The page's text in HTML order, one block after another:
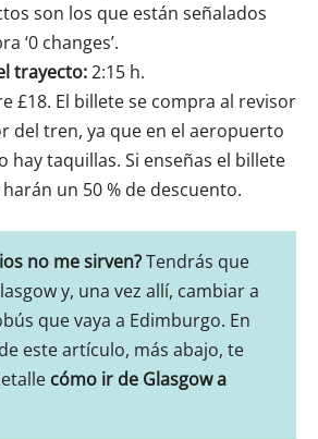
son los que están señalados
‘0 changes’.
trayecto:2:15 h.
£18. El billete se compra al revisor
del tren, ya que en el aeropuerto
hay taquillas. Si enseñas el billete
un 50 % de descuento.
no me sirven?Tendrás que
y, una vez allí, cambiar a
que vaya a Edimburgo. En
este artículo, más abajo, te
cómo ir de Glasgow a